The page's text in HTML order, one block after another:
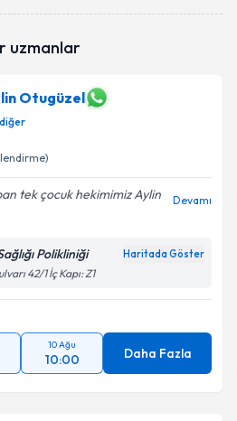
randevu almanız için bir
işlenmesine ilişkinAydınlatma
Talebini Gönder
uzmanlar
Otugüzel
diğer
tek çocuk hekimimiz Aylin
Devamı
Polikliniği Haritada Göster
42/1 İç Kapı: Z1
10 Ağu
10:00 Daha Fazla